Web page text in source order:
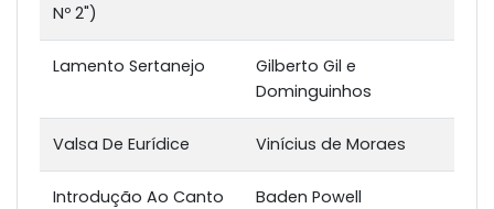
Nº 2")
Lamento Sertanejo
Gilberto Gil e
Dominguinhos
Valsa De Eurídice Vinícius de Moraes
Introdução Ao Canto
Baden Powell